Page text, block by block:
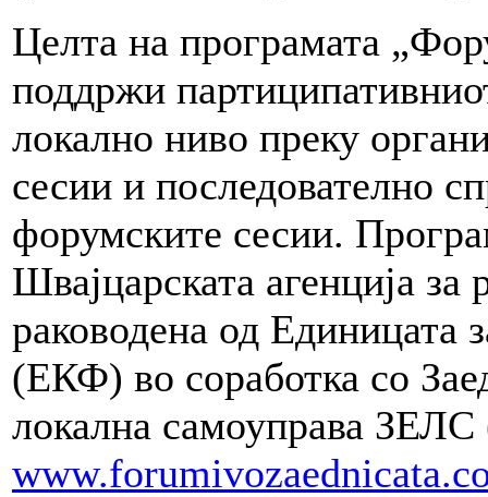
Целта на програмата
поддржи
локално ниво преку
сесии и последователно
форумските сесии.
Швајцарската агенција за
раководена од Единицата
(ЕКФ) во соработка со
локална самоуправа